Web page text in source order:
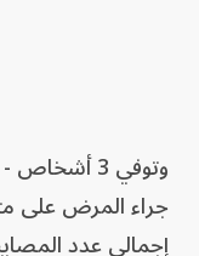
وتوفي 3
جراء المرض على
إجمالي عدد